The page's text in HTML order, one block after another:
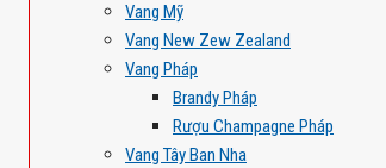
Vang Mỹ
Vang New Zew Zealand
Vang Pháp
Brandy Pháp
Rượu Champagne Pháp
Vang Tây Ban Nha